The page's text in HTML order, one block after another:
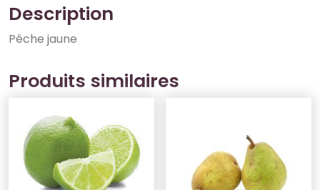
Description
Pêche jaune
Produits similaires